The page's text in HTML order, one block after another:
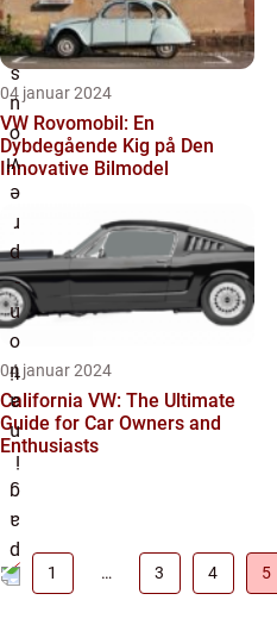
04 januar 2024
VW Rovomobil: En
Dybdegående Kig på Den
Innovative Bilmodel
04 januar 2024
California VW: The Ultimate
Guide for Car Owners and
Enthusiasts
1 … 3 4 5